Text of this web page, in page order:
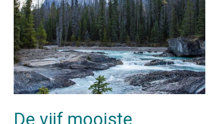
De vijf mooiste
mooiste
bezienswaardigheden
in
Yoho
National
park